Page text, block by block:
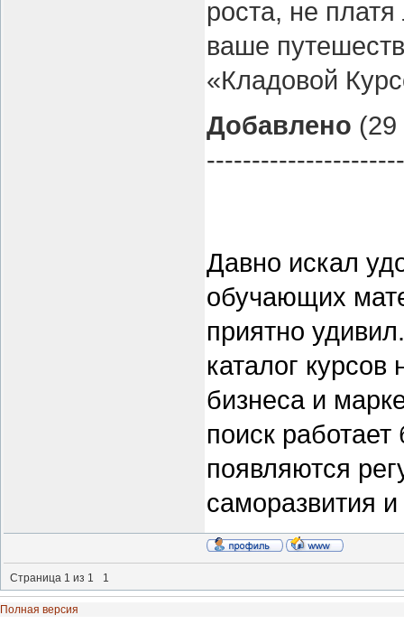
роста, не
ваше
«Кладовой
Добавлено
Давно искал
обучающих
приятно
каталог курсов
бизнеса и
поиск
появляются
саморазвития
Страница 1 из 1 1
Полная версия